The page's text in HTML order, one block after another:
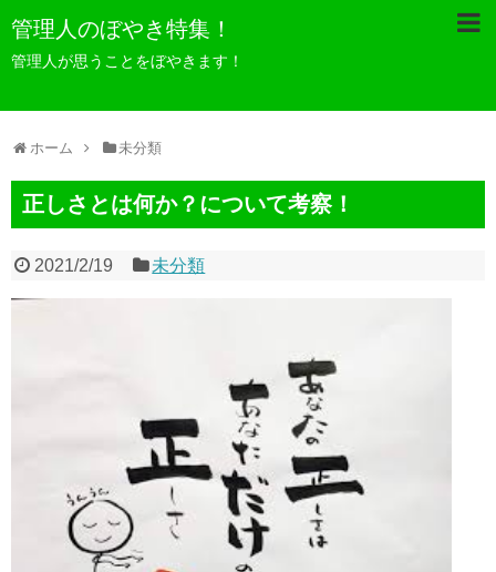
管理人のぼやき特集！
管理人が思うことをぼやきます！
ホーム 未分類
正しさとは何か？について考察！
2021/2/19 未分類